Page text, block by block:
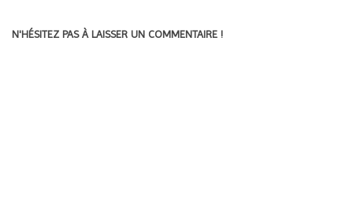
N'HÉSITEZ PAS À LAISSER UN COMMENTAIRE !